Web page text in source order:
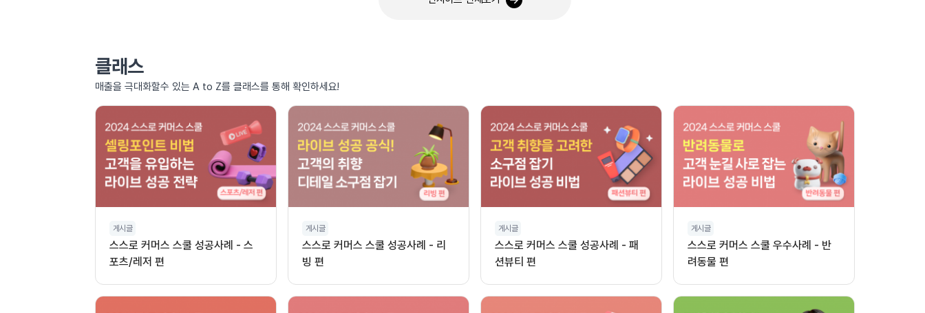
클래스
매출을 극대화할수 있는 A to Z를 클래스를 통해 확인하세요!
게시글
스스로 커머스 스쿨 성공사례 - 스
포츠/레저 편
게시글
스스로 커머스 스쿨 성공사례 - 리
빙 편
게시글
스스로 커머스 스쿨 성공사례 - 패
션뷰티 편
게시글
스스로 커머스 스쿨 우수사례 - 반
려동물 편